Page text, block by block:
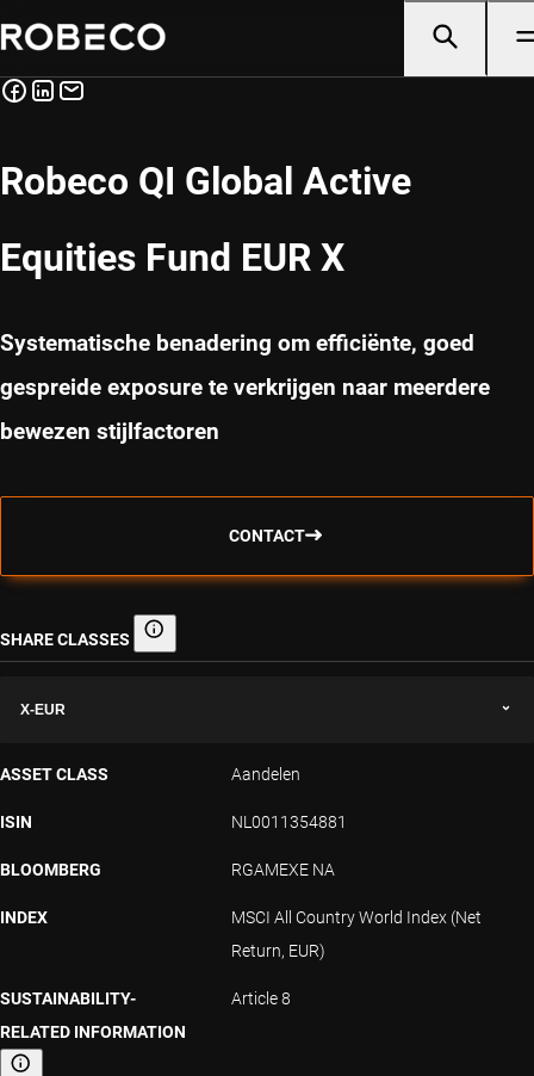
Robeco QI Global Active
Equities Fund EUR X
Systematische benadering om efficiënte, goed
gespreide exposure te verkrijgen naar meerdere
bewezen stijlfactoren
CONTACT
SHARE CLASSES Share classes
X-EUR
ASSET CLASS Aandelen
ISIN NL0011354881
BLOOMBERG RGAMEXE NA
INDEX
MSCI All Country World Index (Net
Return, EUR)
SUSTAINABILITY-
RELATED INFORMATION
Article 8